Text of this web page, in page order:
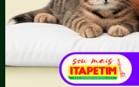
Atendimento via WhatsApp
Competências da Ouvidoria
Dúvidas? Acesse o FAQ
Informações Importantes
Relatórios Anuais